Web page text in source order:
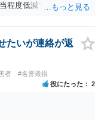
程度低減できる設計に
に「専ら顧客吸引力の
め、一定の注意が必要
定の影響を与える可能
パブリシティ権侵害の
するか」という点で判
的」を強く示す要素で
りません。完全無償・
ての側面が強く評価さ
たいが連絡が返
者 #名誉毀損
役にたった 2